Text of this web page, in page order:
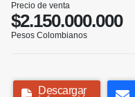
Precio de venta
$2.150.000.000
Pesos Colombianos
Descargar